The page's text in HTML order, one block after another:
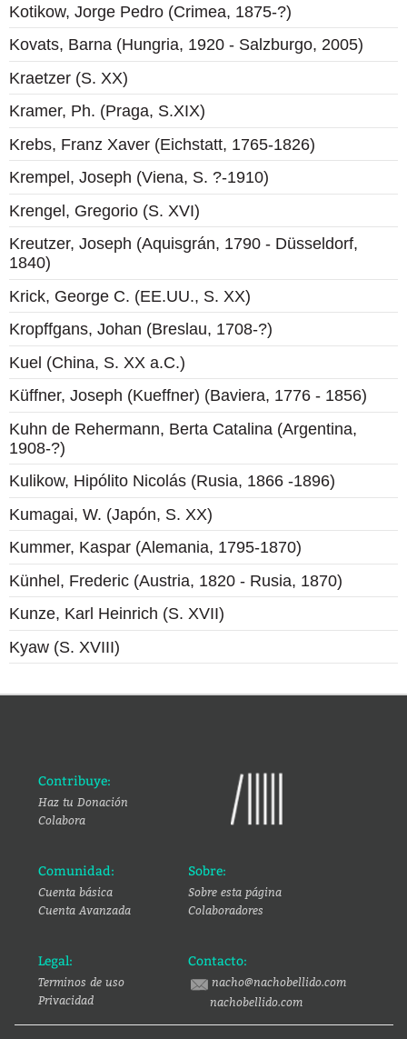
Kotikow, Jorge Pedro (Crimea, 1875-?)
Kovats, Barna (Hungria, 1920 - Salzburgo, 2005)
Kraetzer (S. XX)
Kramer, Ph. (Praga, S.XIX)
Krebs, Franz Xaver (Eichstatt, 1765-1826)
Krempel, Joseph (Viena, S. ?-1910)
Krengel, Gregorio (S. XVI)
Kreutzer, Joseph (Aquisgrán, 1790 - Düsseldorf,
1840)
Krick, George C. (EE.UU., S. XX)
Kropffgans, Johan (Breslau, 1708-?)
Kuel (China, S. XX a.C.)
Küffner, Joseph (Kueffner) (Baviera, 1776 - 1856)
Kuhn de Rehermann, Berta Catalina (Argentina,
1908-?)
Kulikow, Hipólito Nicolás (Rusia, 1866 -1896)
Kumagai, W. (Japón, S. XX)
Kummer, Kaspar (Alemania, 1795-1870)
Künhel, Frederic (Austria, 1820 - Rusia, 1870)
Kunze, Karl Heinrich (S. XVII)
Kyaw (S. XVIII)
Contribuye:
Haz tu Donación
Colabora
Comunidad:
Cuenta básica
Cuenta Avanzada
Sobre:
Sobre esta página
Colaboradores
Legal:
Terminos de uso
Privacidad
Contacto:
nacho@nachobellido.com
nachobellido.com